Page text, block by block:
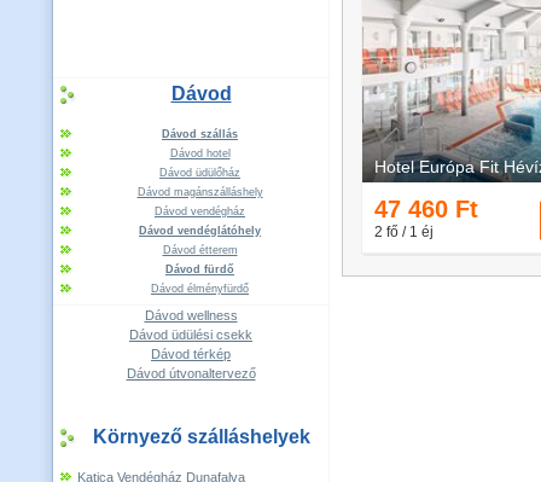
Dávod
Dávod szállás
Dávod hotel
Dávod üdülőház
Dávod magánszálláshely
Dávod vendégház
Dávod vendéglátóhely
Dávod étterem
Dávod fürdő
Dávod élményfürdő
Dávod wellness
Dávod üdülési csekk
Dávod térkép
Dávod útvonaltervező
Környező szálláshelyek
Katica Vendégház Dunafalva